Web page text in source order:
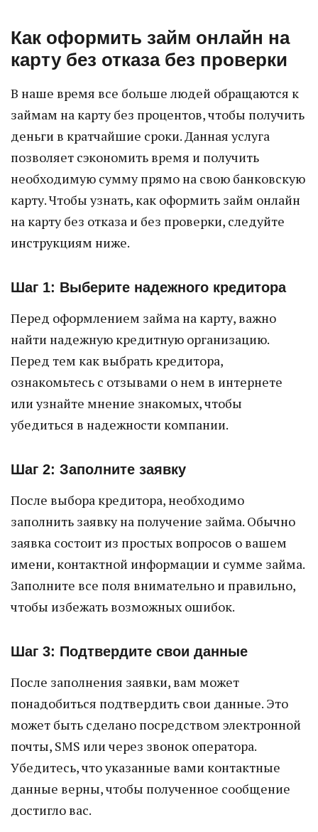
Как оформить займ онлайн на
карту без отказа без проверки
В наше время все больше людей обращаются к
займам на карту без процентов, чтобы получить
деньги в кратчайшие сроки. Данная услуга
позволяет сэкономить время и получить
необходимую сумму прямо на свою банковскую
карту. Чтобы узнать, как оформить займ онлайн
на карту без отказа и без проверки, следуйте
инструкциям ниже.
Шаг 1: Выберите надежного кредитора
Перед оформлением займа на карту, важно
найти надежную кредитную организацию.
Перед тем как выбрать кредитора,
ознакомьтесь с отзывами о нем в интернете
или узнайте мнение знакомых, чтобы
убедиться в надежности компании.
Шаг 2: Заполните заявку
После выбора кредитора, необходимо
заполнить заявку на получение займа. Обычно
заявка состоит из простых вопросов о вашем
имени, контактной информации и сумме займа.
Заполните все поля внимательно и правильно,
чтобы избежать возможных ошибок.
Шаг 3: Подтвердите свои данные
После заполнения заявки, вам может
понадобиться подтвердить свои данные. Это
может быть сделано посредством электронной
почты, SMS или через звонок оператора.
Убедитесь, что указанные вами контактные
данные верны, чтобы полученное сообщение
достигло вас.